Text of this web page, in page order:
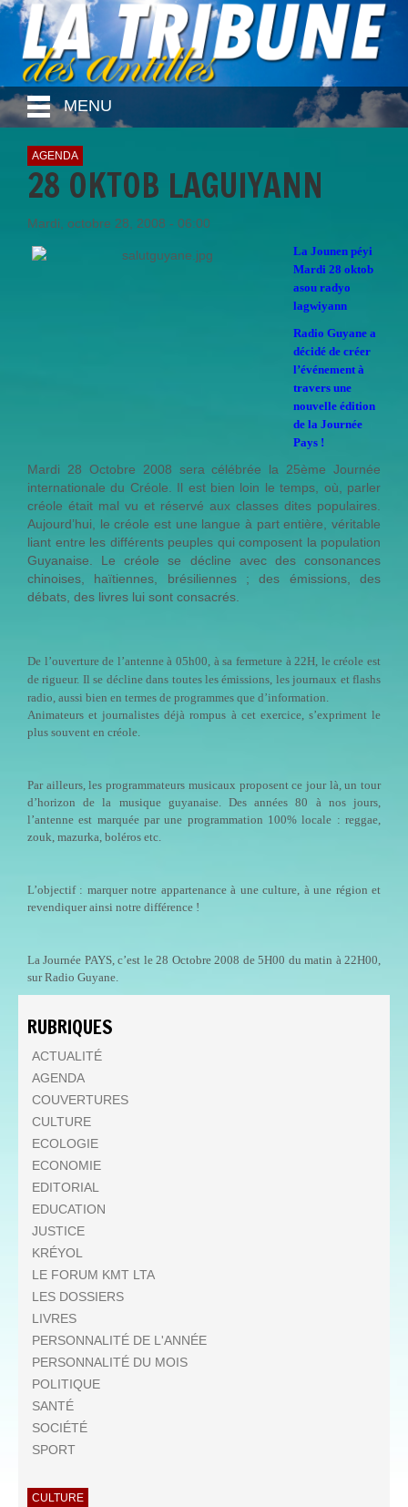
MENU
AGENDA
28 OKTOB LAGUIYANN
Mardi, octobre 28, 2008 - 06:00
La Jounen péyi
Mardi 28 oktob
asou radyo
lagwiyann
Radio Guyane a
décidé de créer
l’événement à
travers une
nouvelle édition
de la Journée
Pays !
Mardi 28 Octobre 2008 sera célébrée la 25ème Journée
internationale du Créole. Il est bien loin le temps, où, parler
créole était mal vu et réservé aux classes dites populaires.
Aujourd’hui, le créole est une langue à part entière, véritable
liant entre les différents peuples qui composent la population
Guyanaise. Le créole se décline avec des consonances
chinoises, haïtiennes, brésiliennes ; des émissions, des
débats, des livres lui sont consacrés.
De l’ouverture de l’antenne à 05h00, à sa fermeture à 22H, le créole est
de rigueur. Il se décline dans toutes les émissions, les journaux et flashs
radio, aussi bien en termes de programmes que d’information.
Animateurs et journalistes déjà rompus à cet exercice, s’expriment le
plus souvent en créole.
Par ailleurs, les programmateurs musicaux proposent ce jour là, un tour
d’horizon de la musique guyanaise. Des années 80 à nos jours,
l’antenne est marquée par une programmation 100% locale : reggae,
zouk, mazurka, boléros etc.
L’objectif : marquer notre appartenance à une culture, à une région et
revendiquer ainsi notre différence !
La Journée PAYS, c’est le 28 Octobre 2008 de 5H00 du matin à 22H00,
sur Radio Guyane.
RUBRIQUES
ACTUALITÉ
AGENDA
COUVERTURES
CULTURE
ECOLOGIE
ECONOMIE
EDITORIAL
EDUCATION
JUSTICE
KRÉYOL
LE FORUM KMT LTA
LES DOSSIERS
LIVRES
PERSONNALITÉ DE L'ANNÉE
PERSONNALITÉ DU MOIS
POLITIQUE
SANTÉ
SOCIÉTÉ
SPORT
CULTURE